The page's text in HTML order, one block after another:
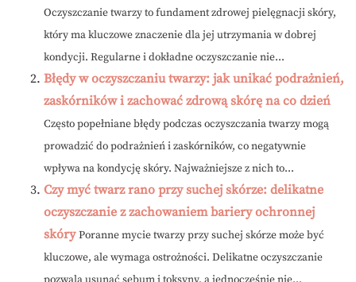
Oczyszczanie twarzy to fundament zdrowej pielęgnacji skóry,
który ma kluczowe znaczenie dla jej utrzymania w dobrej
kondycji. Regularne i dokładne oczyszczanie nie...
Błędy w oczyszczaniu twarzy: jak unikać podrażnień,
zaskórników i zachować zdrową skórę na co dzień
Często popełniane błędy podczas oczyszczania twarzy mogą
prowadzić do podrażnień i zaskórników, co negatywnie
wpływa na kondycję skóry. Najważniejsze z nich to...
Czy myć twarz rano przy suchej skórze: delikatne
oczyszczanie z zachowaniem bariery ochronnej
skóry Poranne mycie twarzy przy suchej skórze może być
kluczowe, ale wymaga ostrożności. Delikatne oczyszczanie